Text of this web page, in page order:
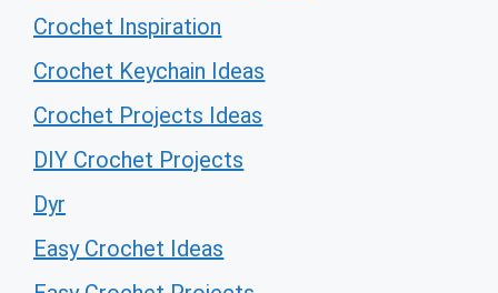
Crochet Inspiration
Crochet Keychain Ideas
Crochet Projects Ideas
DIY Crochet Projects
Dyr
Easy Crochet Ideas